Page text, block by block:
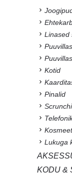
Linased
Kotid
Pinalid
Lukuga
KODU &